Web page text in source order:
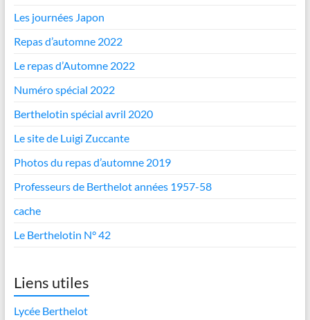
Les journées Japon
Repas d’automne 2022
Le repas d’Automne 2022
Numéro spécial 2022
Berthelotin spécial avril 2020
Le site de Luigi Zuccante
Photos du repas d’automne 2019
Professeurs de Berthelot années 1957-58
cache
Le Berthelotin N° 42
Liens utiles
Lycée Berthelot